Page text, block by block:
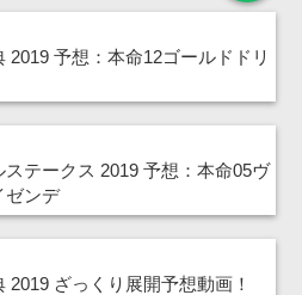
2019 予想：本命12ゴールドドリ
ステークス 2019 予想：本命05ヴ
ゼンデ
2019 ざっくり展開予想動画！